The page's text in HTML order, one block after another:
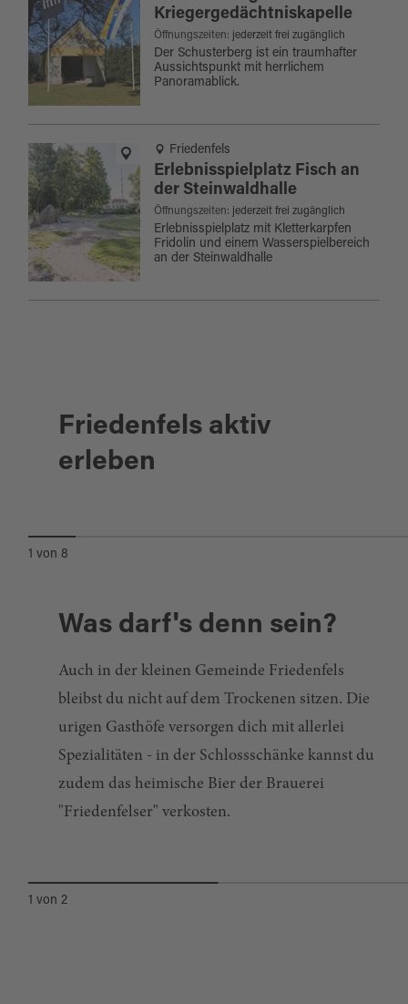
Kriegergedächtniskapelle
Der Schusterberg ist ein traumhafter
Aussichtspunkt mit herrlichem
Panoramablick.
Öffnungszeiten: jederzeit frei zugänglich
Friedenfels
Erlebnisspielplatz Fisch an
der Steinwaldhalle
Erlebnisspielplatz mit Kletterkarpfen
Fridolin und einem Wasserspielbereich
an der Steinwaldhalle
Öffnungszeiten: jederzeit frei zugänglich
Friedenfels aktiv
erleben
Wiesau
1 von 8
Was darf's denn sein?
Auch in der kleinen Gemeinde Friedenfels
bleibst du nicht auf dem Trockenen sitzen. Die
urigen Gasthöfe versorgen dich mit allerlei
Spezialitäten - in der Schlossschänke kannst du
zudem das heimische Bier der Brauerei
"Friedenfelser" verkosten.
1 von2